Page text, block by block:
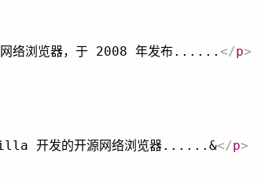
网络浏览器，于 2008 年发布...... </p>
开发的开源网络浏览器......&</p>